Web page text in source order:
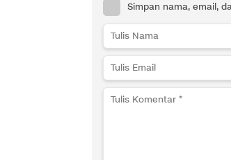
Simpan nama, email,